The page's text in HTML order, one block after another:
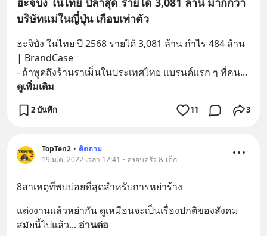
บริษัทแม่ในญี่ปุ่น เกือบเท่าตัว
ฮะจิบัง ในไทย ปี 2568 รายได้ 3,081 ล้าน กำไร 484 ล้าน
| BrandCase
- ถ้าพูดถึงร้านราเม็นในประเทศไทย แบรนด์แรก ๆ ที่คน...
ดูเพิ่มเติม
2 บันทึก 11 3
TopTen2 • ติดตาม
19 ม.ค. 2022 เวลา 12:41 • ครอบครัว & เด็ก
8สาเหตุที่พบบ่อยที่สุดสำหรับการหย่าร้าง
แต่งงานแล้วหย่ากัน ดูเหมือนจะเป็นเรื่องปกติของสังคม
สมัยนี้ไปแล้ว... อ่านต่อ